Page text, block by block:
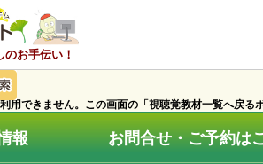
お手伝い！
できません。この画面の「視聴覚教材一覧へ戻る
情報 お問合せ・ご予約はこ